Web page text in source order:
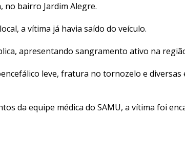
no bairro Jardim Alegre.
a vítima já havia saído do veículo.
apresentando sangramento ativo na
leve, fratura no tornozelo e diversas
da equipe médica do SAMU, a vítima foi